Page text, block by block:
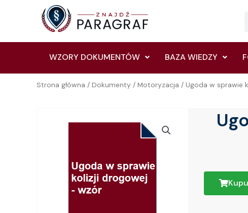
WZORY DOKUMENTÓW BAZA WIEDZY
Strona główna / Dokumenty / Motoryzacja / Ugoda w sprawie